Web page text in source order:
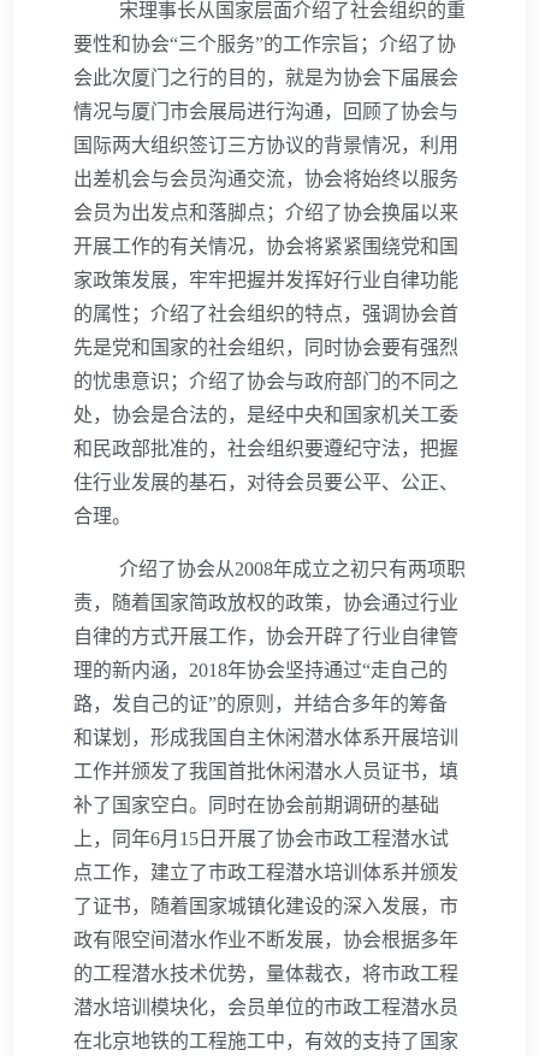
宋理事长从国家层面介绍了社会组织的重
要性和协会“三个服务”的工作宗旨；介绍了协
会此次厦门之行的目的，就是为协会下届展会
情况与厦门市会展局进行沟通，回顾了协会与
国际两大组织签订三方协议的背景情况，利用
出差机会与会员沟通交流，协会将始终以服务
会员为出发点和落脚点；介绍了协会换届以来
开展工作的有关情况，协会将紧紧围绕党和国
家政策发展，牢牢把握并发挥好行业自律功能
的属性；介绍了社会组织的特点，强调协会首
先是党和国家的社会组织，同时协会要有强烈
的忧患意识；介绍了协会与政府部门的不同之
处，协会是合法的，是经中央和国家机关工委
和民政部批准的，社会组织要遵纪守法，把握
住行业发展的基石，对待会员要公平、公正、
合理。
介绍了协会从2008年成立之初只有两项职
责，随着国家简政放权的政策，协会通过行业
自律的方式开展工作，协会开辟了行业自律管
理的新内涵， 2018年协会坚持通过“走自己的
路，发自己的证”的原则，并结合多年的筹备
和谋划，形成我国自主休闲潜水体系开展培训
工作并颁发了我国首批休闲潜水人员证书，填
补了国家空白。同时在协会前期调研的基础
上，同年6月 15 日开展了协会市政工程潜水试
点工作，建立了市政工程潜水培训体系并颁发
了证书，随着国家城镇化建设的深入发展，市
政有限空间潜水作业不断发展，协会根据多年
的工程潜水技术优势，量体裁衣，将市政工程
潜水培训模块化，会员单位的市政工程潜水员
在北京地铁的工程施工中，有效的支持了国家